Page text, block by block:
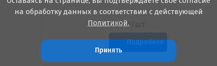
5.50₽/шт
Подробнее
на обработку данных в соответствии с действующей
Политикой.
Принять